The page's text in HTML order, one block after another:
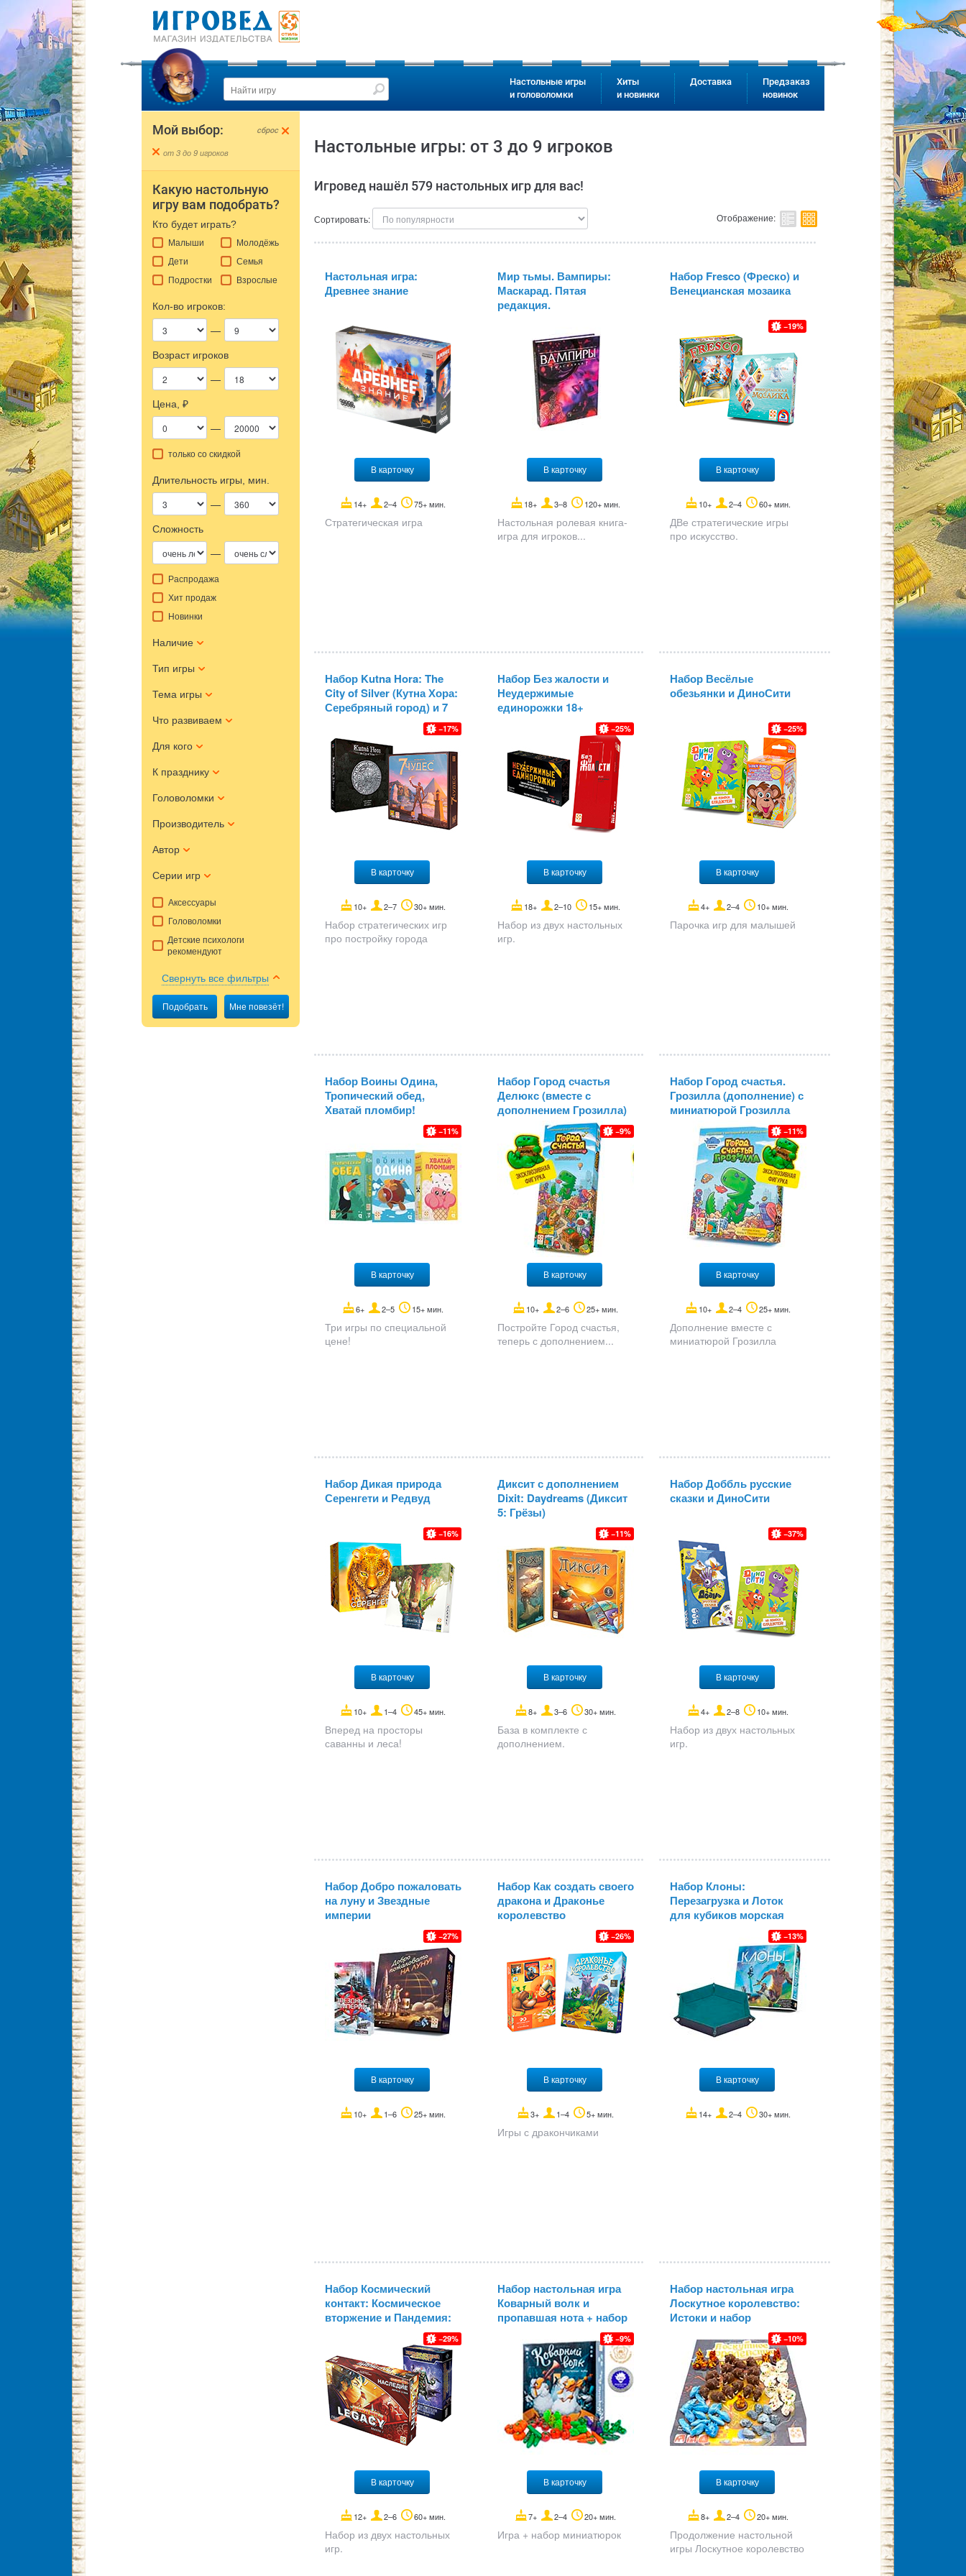
Настольные игры
и головоломки
Хиты
и новинки
Доставка
Предзаказ
новинок
Мой выбор: cброс
от 3 до 9 игроков
Какую настольную
игру вам подобрать?
Кто будет играть?
Малыши
Молодёжь
Дети
Семья
Подростки
Взрослые
Кол-во игроков:
—
Возраст игроков
—
Цена, ₽
—
только со скидкой
Длительность игры, мин.
—
Сложность
—
Распродажа
Хит продаж
Новинки
Наличие
Тип игры
Тема игры
Что развиваем
Для кого
К празднику
Головоломки
Производитель
Автор
Серии игр
Аксессуары
Головоломки
Детские психологи
рекомендуют
Свернуть все фильтры
Подобрать Мне повезёт!
Настольные игры: от 3 до 9 игроков
Игровед нашёл 579 настольных игр для вас!
Сортировать: Отображение:
Настольная игра:
Древнее знание
В карточку
14+ 2–4 75+ мин.
Стратегическая игра
Мир тьмы. Вампиры:
Маскарад. Пятая
редакция.
В карточку
18+ 3–8 120+ мин.
Настольная ролевая книга-
игра для игроков...
Набор Fresco (Фреско) и
Венецианская мозаика
19
В карточку
10+ 2–4 60+ мин.
ДВе стратегические игры
про искусство.
Набор Kutna Hora: The
City of Silver (Кутна Хора:
Серебряный город) и 7
17
В карточку
10+ 2–7 30+ мин.
Набор стратегических игр
про постройку города
Набор Без жалости и
Неудержимые
единорожки 18+
25
В карточку
18+ 2–10 15+ мин.
Набор из двух настольных
игр.
Набор Весёлые
обезьянки и ДиноСити
25
В карточку
4+ 2–4 10+ мин.
Парочка игр для малышей
Набор Воины Одина,
Тропический обед,
Хватай пломбир!
11
В карточку
6+ 2–5 15+ мин.
Три игры по специальной
цене!
Набор Город счастья
Делюкс (вместе с
дополнением Грозилла)
с миниатюрой Грозилла
9
В карточку
10+ 2–6 25+ мин.
Постройте Город счастья,
теперь с дополнением...
Набор Город счастья.
Грозилла (дополнение) с
миниатюрой Грозилла
11
В карточку
10+ 2–4 25+ мин.
Дополнение вместе с
миниатюрой Грозилла
Набор Дикая природа
Серенгети и Редвуд
16
В карточку
10+ 1–4 45+ мин.
Вперед на просторы
саванны и леса!
Диксит с дополнением
Dixit: Daydreams (Диксит
5: Грёзы)
11
В карточку
8+ 3–6 30+ мин.
База в комплекте с
дополнением.
Набор Доббль русские
сказки и ДиноСити
37
В карточку
4+ 2–8 10+ мин.
Набор из двух настольных
игр.
Набор Добро пожаловать
на луну и Звездные
империи
27
В карточку
10+ 1–6 25+ мин.
Набор Как создать своего
дракона и Драконье
королевство
26
В карточку
3+ 1–4 5+ мин.
Игры с дракончиками
Набор Клоны:
Перезагрузка и Лоток
для кубиков морская
волна шестиугольный13
В карточку
14+ 2–4 30+ мин.
Набор Космический
контакт: Космическое
вторжение и Пандемия:
Наследие (красная)
29
В карточку
12+ 2–6 60+ мин.
Набор из двух настольных
игр.
Набор настольная игра
Коварный волк и
пропавшая нота + набор
реалистичных ресурсов
9
В карточку
7+ 2–4 20+ мин.
Игра + набор миниатюрок
Набор настольная игра
Лоскутное королевство:
Истоки и набор
реалистичных ресурсов
10
В карточку
8+ 2–4 20+ мин.
Продолжение настольной
игры Лоскутное королевство